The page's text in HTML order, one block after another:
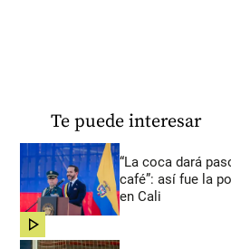
Te puede interesar
“La coca dará
café”: así fue la
en Cali
share